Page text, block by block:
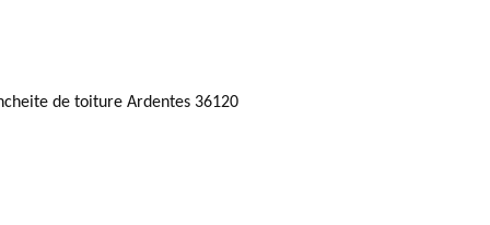
de toiture Ardentes 36120